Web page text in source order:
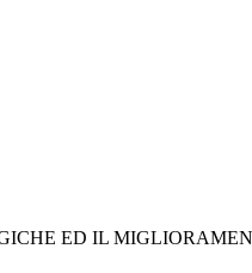
ED IL